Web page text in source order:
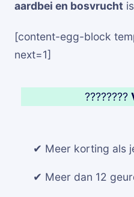
aardbei en bosvrucht
[content-egg-block
next=1]
????????
✔ Meer korting als
✔ Meer dan 12